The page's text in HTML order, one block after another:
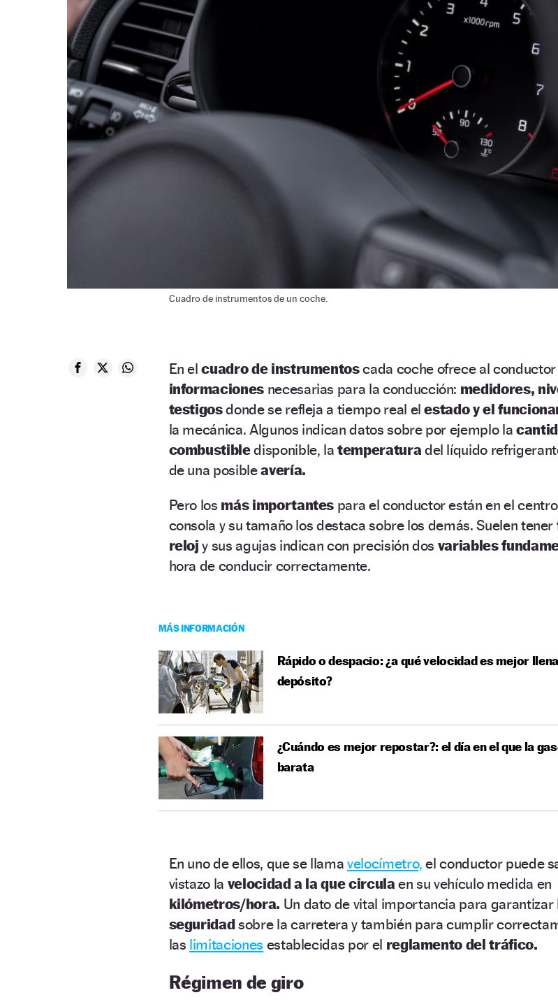
Cuadro de instrumentos de un coche.
En elcuadro de instrumentoscada coche ofrece al conductor
informacionesnecesarias para la conducción: medidores,
testigosdonde se refleja a tiempo real elestado y el
la mecánica. Algunos indican datos sobre por ejemplo la
combustibledisponible, latemperatura del líquido
de una posibleavería.
Pero los más importantes para el conductor están en el
consola y su tamaño los destaca sobre los demás. Suelen tener
reloj y sus agujas indican con precisión dos variables
hora de conducir correctamente.
MÁS INFORMACIÓN
Rápido o despacio: ¿a qué velocidad es mejor
depósito?
¿Cuándo es mejor repostar?: el día en el que la
barata
En uno de ellos, que se llama velocímetro, el conductor puede
vistazo la velocidad a la que circula en su vehículo medida en
kilómetros/hora. Un dato de vital importancia para garantizar
seguridadsobre la carretera y también para cumplir
las limitaciones establecidas por el reglamento del tráfico.
Régimen de giro